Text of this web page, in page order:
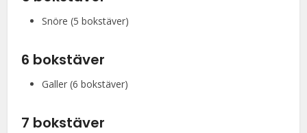
Snöre (5 bokstäver)
6 bokstäver
Galler (6 bokstäver)
7 bokstäver